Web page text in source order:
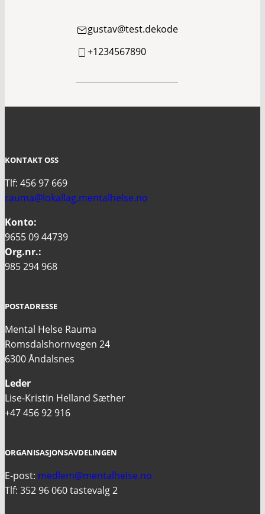
gustav@test.dekode
+1234567890
KONTAKT OSS
Tlf: 456 97 669
rauma@lokallag.mentalhelse.no
Konto:
9655 09 44739
Org.nr.:
985 294 968
POSTADRESSE
Mental Helse Rauma
Romsdalshornvegen 24
6300 Åndalsnes
Leder
Lise-Kristin Helland Sæther
+47 456 92 916
ORGANISASJONSAVDELINGEN
E-post: medlem@mentalhelse.no
Tlf: 352 96 060 tastevalg 2